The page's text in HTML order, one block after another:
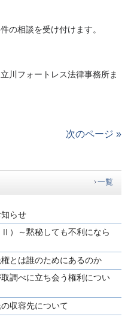
の相談を受け付けます。
川フォートレス法律事務所ま
次のページ »
一覧
らせ
Ⅱ）～黙秘しても不利になら
権とは誰のためにあるのか
取調べに立ち会う権利につい
の収容先について